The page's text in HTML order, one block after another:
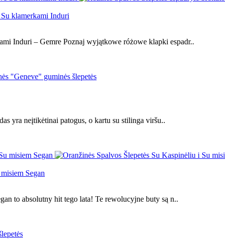
klamerkami Induri
Induri – Gemre Poznaj wyjątkowe różowe klapki espadr..
yra neįtikėtinai patogus, o kartu su stilinga viršu..
Segan
to absolutny hit tego lata! Te rewolucyjne buty są n..